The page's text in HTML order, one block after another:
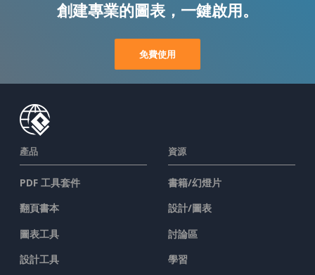
創建專業的圖表，一鍵啟用。
免費使用
產品
PDF 工具套件
翻頁書本
圖表工具
設計工具
資源
書籍/幻燈片
設計/圖表
討論區
學習